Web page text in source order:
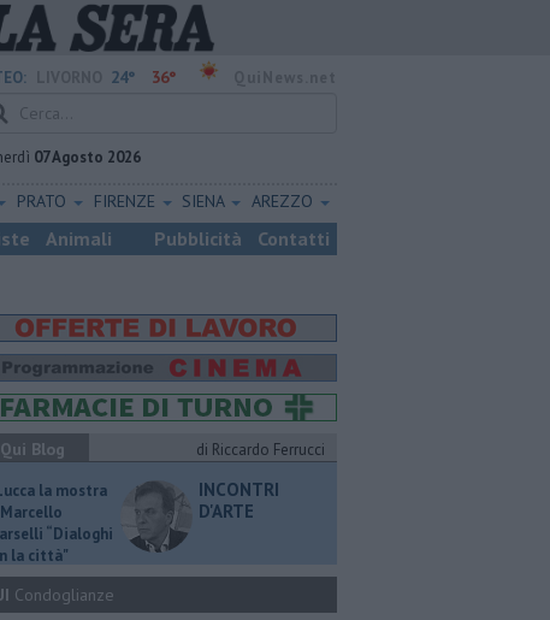
24° 36°
07 Agosto 2026
PRATO FIRENZE SIENA AREZZO
Animali Pubblicità Contatti
Qui Blog
di Riccardo Ferrucci
la mostra
“Dialoghi
la città"
INCONTRI
D'ARTE
Condoglianze